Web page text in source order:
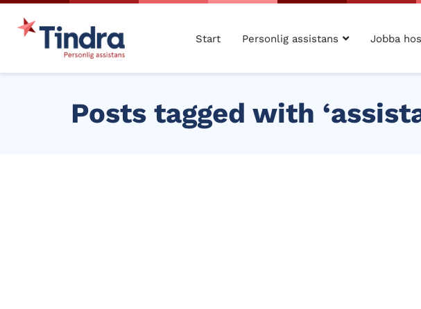
Start Personlig assistans Jobba
Posts tagged with